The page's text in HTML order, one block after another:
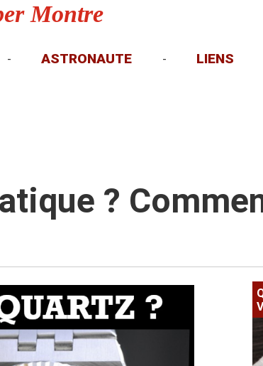
Montre
- ASTRONAUTE - LIENS
?